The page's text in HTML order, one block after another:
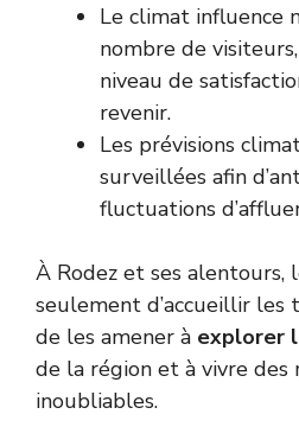
Le climat influence
nombre de
niveau de
revenir.
Les prévisions
surveillées afin
fluctuations
À Rodez et ses alentours,
seulement d’accueillir les
de les amener à explorer
de la région et à vivre des
inoubliables.